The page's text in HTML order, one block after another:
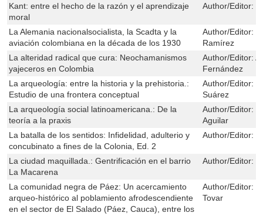
Kant: entre el hecho de la razón y el aprendizaje
moral
Author/Editor:
La Alemania nacionalsocialista, la Scadta y la
aviación colombiana en la década de los 1930
Author/Editor:
Ramírez
La alteridad radical que cura: Neochamanismos
yajeceros en Colombia
Author/Editor:
Fernández
La arqueología: entre la historia y la prehistoria.:
Estudio de una frontera conceptual
Author/Editor:
Suárez
La arqueología social latinoamericana.: De la
teoría a la praxis
Author/Editor:
Aguilar
La batalla de los sentidos: Infidelidad, adulterio y
concubinato a fines de la Colonia, Ed. 2
Author/Editor:
La ciudad maquillada.: Gentrificación en el barrio
La Macarena
Author/Editor:
La comunidad negra de Páez: Un acercamiento
arqueo-histórico al poblamiento afrodescendiente
en el sector de El Salado (Páez, Cauca), entre los
Author/Editor:
Tovar